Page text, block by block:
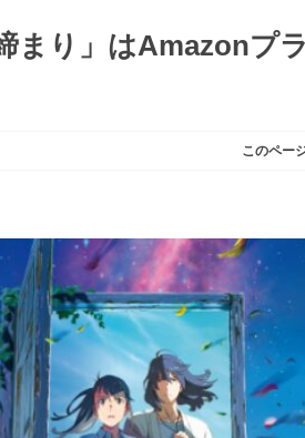
まり」はAmazonプ
このペー